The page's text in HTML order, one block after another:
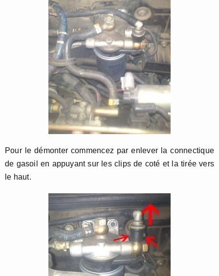
Pour le démonter commencez par enlever la connectique
de gasoil en appuyant sur les clips de coté et la tirée vers
le haut.